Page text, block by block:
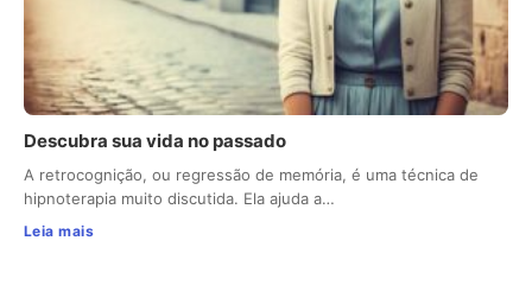
Descubra sua vida no passado
A retrocognição, ou regressão de memória, é uma técnica de
hipnoterapia muito discutida. Ela ajuda a…
Leia mais